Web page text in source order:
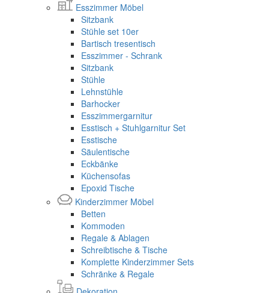
Esszimmer Möbel
Sitzbank
Stühle set 10er
Bartisch tresentisch
Esszimmer - Schrank
Sitzbank
Stühle
Lehnstühle
Barhocker
Esszimmergarnitur
Esstisch + Stuhlgarnitur Set
Esstische
Säulentische
Eckbänke
Küchensofas
Epoxid Tische
Kinderzimmer Möbel
Betten
Kommoden
Regale & Ablagen
Schreibtische & Tische
Komplette Kinderzimmer Sets
Schränke & Regale